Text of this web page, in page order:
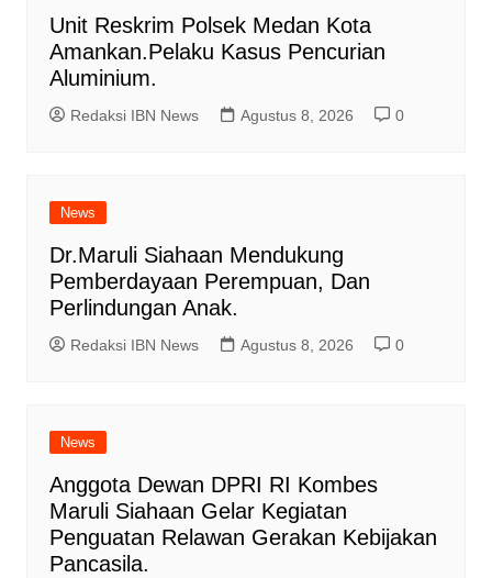
Unit Reskrim Polsek Medan Kota
Amankan.Pelaku Kasus Pencurian
Aluminium.
Redaksi IBN News Agustus 8, 2026 0
News
Dr.Maruli Siahaan Mendukung
Pemberdayaan Perempuan, Dan
Perlindungan Anak.
Redaksi IBN News Agustus 8, 2026 0
News
Anggota Dewan DPRI RI Kombes
Maruli Siahaan Gelar Kegiatan
Penguatan Relawan Gerakan Kebijakan
Pancasila.